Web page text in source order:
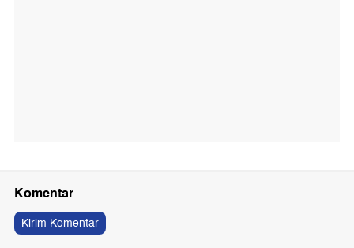
Komentar
Kirim Komentar